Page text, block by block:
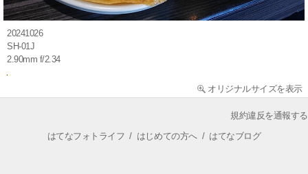
20241026
SH-01J
2.90mm f/2.34
オリジナルサイズを表示
規約違反を通報する
はてなフォトライフ / はじめての方へ/ はてなブログ